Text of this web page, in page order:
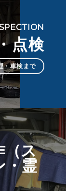
点検
・車検まで
（ス
・霊